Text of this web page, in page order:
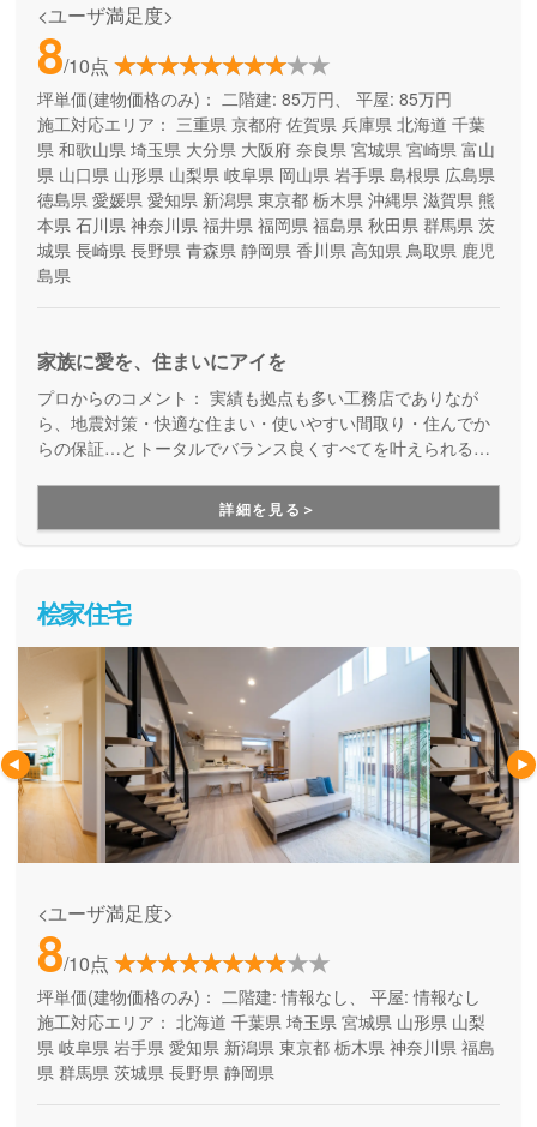
<ユーザ満足度>
8/10点
坪単価(建物価格のみ)： 二階建: 85万円、 平屋: 85万円
施工対応エリア： 三重県 京都府 佐賀県 兵庫県 北海道 千葉
県 和歌山県 埼玉県 大分県 大阪府 奈良県 宮城県 宮崎県 富山
県 山口県 山形県 山梨県 岐阜県 岡山県 岩手県 島根県 広島県
徳島県 愛媛県 愛知県 新潟県 東京都 栃木県 沖縄県 滋賀県 熊
本県 石川県 神奈川県 福井県 福岡県 福島県 秋田県 群馬県 茨
城県 長崎県 長野県 青森県 静岡県 香川県 高知県 鳥取県 鹿児
島県
家族に愛を、住まいにアイを
プロからのコメント：
ら、地震対策・快適な住まい・使いやすい間取り・住んでか
らの保証…とトータルでバランス良くすべてを叶えられる家
用できる間取り提案も得意なので、末長く安心して暮らせる
住まいをお求めの方、安心できるプロにまるっとお任せした
い方にもお勧めしています。
詳細を見る＞
桧家住宅
<ユーザ満足度>
8/10点
坪単価(建物価格のみ)： 二階建: 情報なし、 平屋: 情報なし
施工対応エリア： 北海道 千葉県 埼玉県 宮城県 山形県 山梨
県 岐阜県 岩手県 愛知県 新潟県 東京都 栃木県 神奈川県 福島
県 群馬県 茨城県 長野県 静岡県